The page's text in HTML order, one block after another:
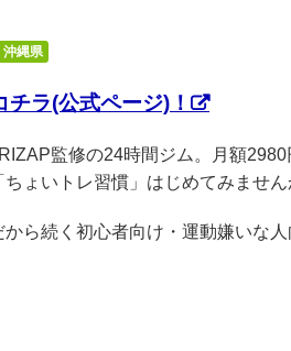
沖縄県
ラ(公式ページ)！
監修の24時間ジム。月額
ょいトレ習慣」はじめてみませ
ら続く初心者向け・運動嫌いな